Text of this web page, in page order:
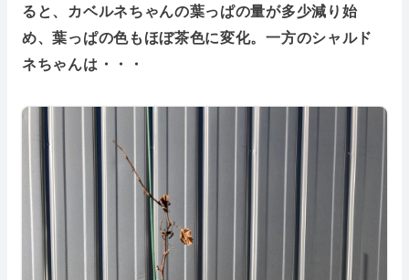
ると、カベルネちゃんの葉っぱの量が多少減り始
め、葉っぱの色もほぼ茶色に変化。一方のシャルド
ネちゃんは・・・